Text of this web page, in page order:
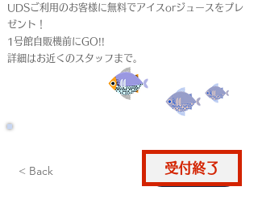
UDSご利用のお客様に無料でアイスorジュースをプレ
ゼント！
1号館自販機前にGO!!
詳細はお近くのスタッフまで。
< Back 仮申込
受付終了